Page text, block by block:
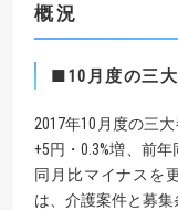
概況
■10 月度の三
2017年10月度の三
+5円・0.3%増、前
同月比マイナスを
は、介護案件と募集